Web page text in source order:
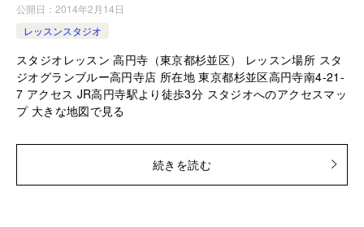
公開日： 2014年2月14日
レッスンスタジオ
スタジオレッスン 高円寺（東京都杉並区） レッスン場所 スタ
ジオグランブルー高円寺店 所在地 東京都杉並区高円寺南4-21-
7 アクセス JR高円寺駅より徒歩3分 スタジオへのアクセスマッ
プ 大きな地図で見る
続きを読む